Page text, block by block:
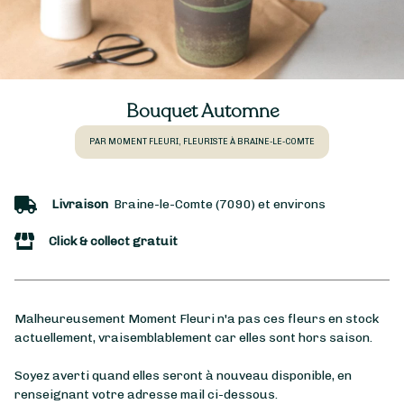
Bouquet Automne
PAR MOMENT FLEURI, FLEURISTE À BRAINE-LE-COMTE
Livraison Braine-le-Comte (7090) et environs
Click & collect gratuit
Malheureusement Moment Fleuri n'a pas ces fleurs en stock
actuellement, vraisemblablement car elles sont hors saison.
Soyez averti quand elles seront à nouveau disponible, en
renseignant votre adresse mail ci-dessous.